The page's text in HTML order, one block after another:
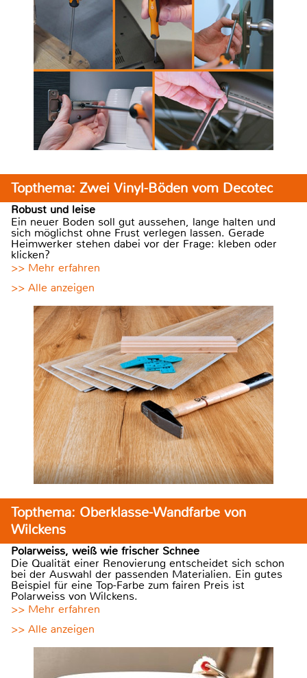
Topthema: Zwei Vinyl-Böden vom Decotec
Robust und leise
Ein neuer Boden soll gut aussehen, lange halten und
sich möglichst ohne Frust verlegen lassen. Gerade
Heimwerker stehen dabei vor der Frage: kleben oder
klicken?
>> Mehr erfahren
>> Alle anzeigen
Topthema: Oberklasse-Wandfarbe von
Wilckens
Polarweiss, weiß wie frischer Schnee
Die Qualität einer Renovierung entscheidet sich schon
bei der Auswahl der passenden Materialien. Ein gutes
Beispiel für eine Top-Farbe zum fairen Preis ist
Polarweiss von Wilckens.
>> Mehr erfahren
>> Alle anzeigen